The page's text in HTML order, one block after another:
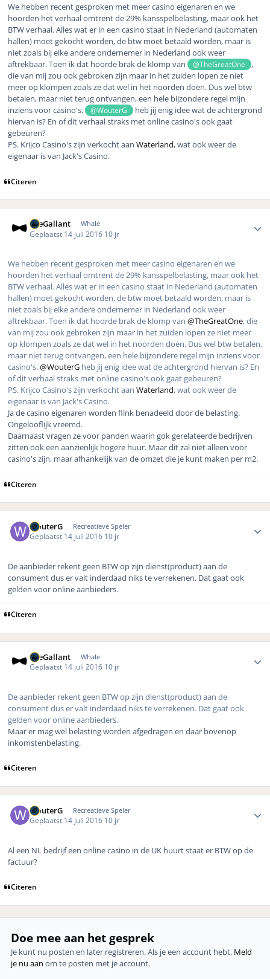
We hebben recent gesproken met meer casino eigenaren en we
hoorden het verhaal omtrent de 29% kansspelbelasting, maar ook het
BTW verhaal. Alles wat er in een casino staat in Nederland (automaten
hallen) moet gekocht worden, de btw moet betaald worden, maar is
niet zoals bij elke andere ondernemer in Nederland ook weer
aftrekbaar. Toen ik dat hoorde brak de klomp van
@TheGreatOne
,
die van mij zou ook gebroken zijn maar in het zuiden lopen ze niet
meer op klompen zoals ze dat wel in het noorden doen. Dus wel btw
betalen, maar niet terug ontvangen, een hele bijzondere regel mijn
inziens voor casino's.
@WouterG
heb jij enig idee wat de achtergrond
hiervan is? En of dit verhaal straks met online casino's ook gaat
gebeuren?
PS. Krijco Casino's zijn verkocht aan Waterland, wat ook weer de
eigenaar is van Jack's Casino.
Citeren
TheGallant Whale
Geplaatst 14 juli 2016 10 jr
We hebben recent gesproken met meer casino eigenaren en we
hoorden het verhaal omtrent de 29% kansspelbelasting, maar ook het
BTW verhaal. Alles wat er in een casino staat in Nederland (automaten
hallen) moet gekocht worden, de btw moet betaald worden, maar is
niet zoals bij elke andere ondernemer in Nederland ook weer
aftrekbaar. Toen ik dat hoorde brak de klomp van @TheGreatOne, die
van mij zou ook gebroken zijn maar in het zuiden lopen ze niet meer
op klompen zoals ze dat wel in het noorden doen. Dus wel btw betalen,
maar niet terug ontvangen, een hele bijzondere regel mijn inziens voor
casino's.@WouterG heb jij enig idee wat de achtergrond hiervan is? En
of dit verhaal straks met online casino's ook gaat gebeuren?
PS. Krijco Casino's zijn verkocht aan Waterland, wat ook weer de
eigenaar is van Jack's Casino.
Ja de casino eigenaren worden flink benadeeld door de belasting.
Ongelooflijk vreemd.
Daarnaast vragen ze voor panden waarin gok gerelateerde bedrijven
zitten ook een aanzienlijk hogere huur. Maar dit zal niet alleen voor
casino's zijn, maar afhankelijk van de omzet die je kunt maken per m2.
Citeren
WouterG Recreatieve Speler
Geplaatst 14 juli 2016 10 jr
De aanbieder rekent geen BTW op zijn dienst(product) aan de
consument dus er valt inderdaad niks te verrekenen. Dat gaat ook
gelden voor online aanbieders.
Citeren
TheGallant Whale
Geplaatst 14 juli 2016 10 jr
De aanbieder rekent geen BTW op zijn dienst(product) aan de
consument dus er valt inderdaad niks te verrekenen. Dat gaat ook
gelden voor online aanbieders.
Maar er mag wel belasting worden afgedragen en daar bovenop
inkomstenbelasting.
Citeren
WouterG Recreatieve Speler
Geplaatst 14 juli 2016 10 jr
Al een NL bedrijf een online casino in de UK huurt staat er BTW op de
factuur?
Citeren
Doe mee aan het gesprek
Je kunt nu posten en later registreren. Als je een account hebt, Meld
je nu aan om te posten met je account.